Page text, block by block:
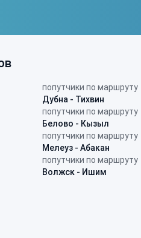
попутчики по маршруту
Дубна - Тихвин
попутчики по маршруту
Белово - Кызыл
попутчики по маршруту
Мелеуз - Абакан
попутчики по маршруту
Волжск - Ишим